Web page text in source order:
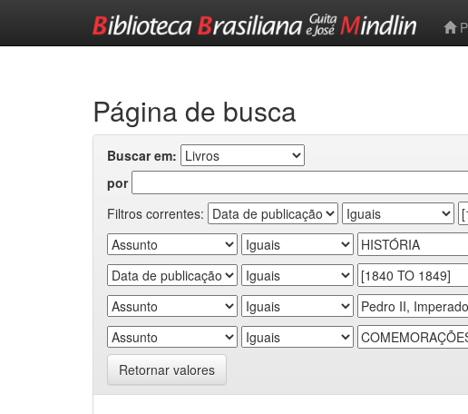
Página de busca
Buscar em:
por
Filtros correntes:
Retornar valores